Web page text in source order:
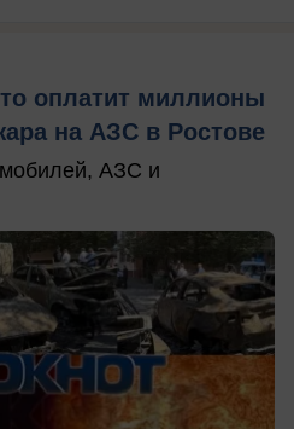
оплатит миллионы
на АЗС в Ростове
АЗС и